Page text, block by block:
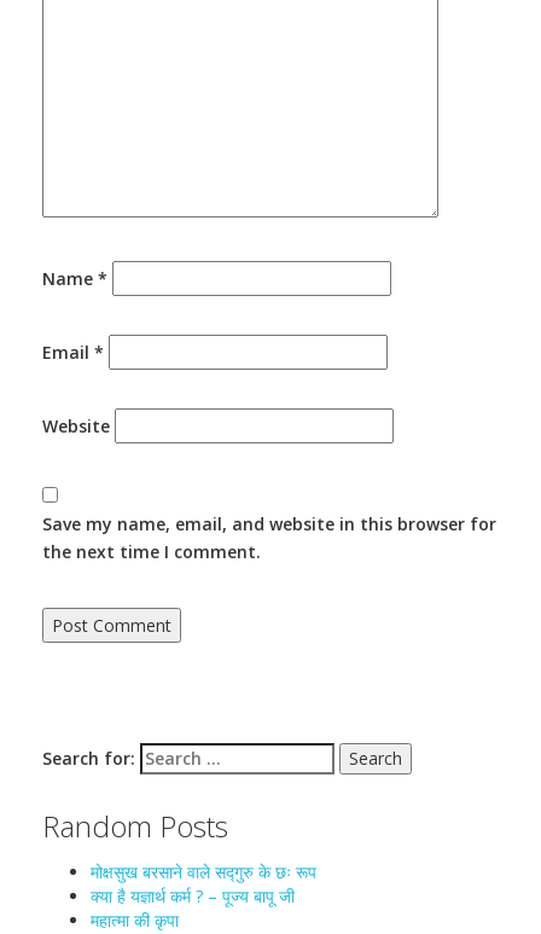
Name *
Email *
Website
Save my name, email, and website in this browser for
the next time I comment.
Search for:
Random Posts
मोक्षसुख बरसाने वाले सद्गुरु के छः रूप
क्या है यज्ञार्थ कर्म ? – पूज्य बापू जी
महात्मा की कृपा